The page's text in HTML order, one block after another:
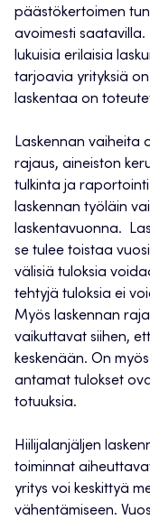
päästökertoimen
avoimesti saatavilla.
lukuisia erilaisia
tarjoavia yrityksiä on
laskentaa on
Laskennan vaiheita
rajaus, aineiston
tulkinta ja
laskennan työläin
laskentavuonna.
se tulee toistaa
välisiä tuloksia
tehtyjä tuloksia ei
Myös laskennan
vaikuttavat siihen,
keskenään. On
antamat tulokset
totuuksia.
Hiilijalanjäljen
toiminnat
yritys voi keskittyä
vähentämiseen.